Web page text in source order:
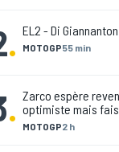
. MOTOGP55 min
EL2 - Di
. MOTOGP2 h
Zarco espère
optimiste mais